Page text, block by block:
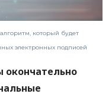
который будет
электронных подписей
окончательно